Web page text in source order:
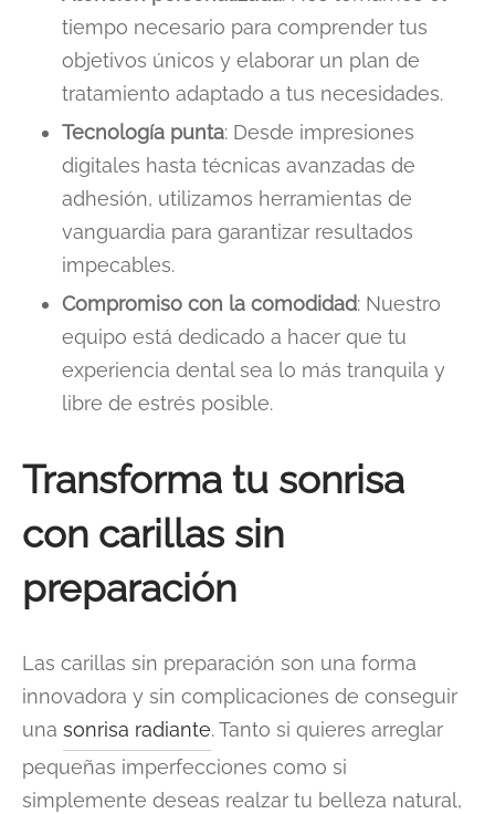
tiempo necesario para comprender tus
objetivos únicos y elaborar un plan de
tratamiento adaptado a tus necesidades.
Tecnología punta: Desde impresiones
digitales hasta técnicas avanzadas de
adhesión, utilizamos herramientas de
vanguardia para garantizar resultados
impecables.
Compromiso con la comodidad: Nuestro
equipo está dedicado a hacer que tu
experiencia dental sea lo más tranquila y
libre de estrés posible.
Transforma tu sonrisa
con carillas sin
preparación
Las carillas sin preparación son una forma
innovadora y sin complicaciones de conseguir
una sonrisa radiante. Tanto si quieres arreglar
pequeñas imperfecciones como si
simplemente deseas realzar tu belleza natural,